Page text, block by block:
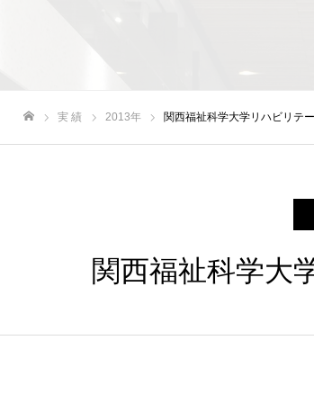
実 績 2013年 関西福祉科学大学リハビリテ
関西福祉科学大